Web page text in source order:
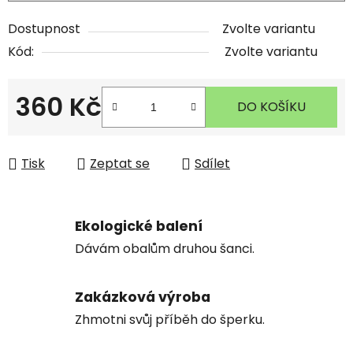
Dostupnost
Zvolte variantu
Kód:
Zvolte variantu
360 Kč DO KOŠÍKU
Tisk Zeptat se Sdílet
Ekologické balení
Dávám obalům druhou šanci.
Zakázková výroba
Zhmotni svůj příběh do šperku.